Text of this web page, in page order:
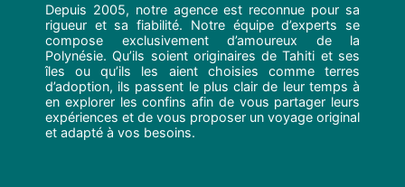
Depuis 2005, notre agence est reconnue pour sa
rigueur et sa fiabilité. Notre équipe d’experts se
compose exclusivement d’amoureux de la
Polynésie. Qu’ils soient originaires de Tahiti et ses
îles ou qu’ils les aient choisies comme terres
d’adoption, ils passent le plus clair de leur temps à
en explorer les confins afin de vous partager leurs
expériences et de vous proposer un voyage original
et adapté à vos besoins.